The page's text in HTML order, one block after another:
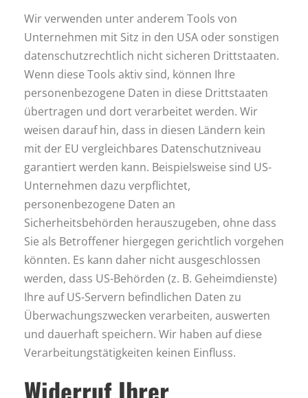
Wir verwenden unter anderem Tools von
Unternehmen mit Sitz in den USA oder sonstigen
datenschutzrechtlich nicht sicheren Drittstaaten.
Wenn diese Tools aktiv sind, können Ihre
personenbezogene Daten in diese Drittstaaten
übertragen und dort verarbeitet werden. Wir
weisen darauf hin, dass in diesen Ländern kein
mit der EU vergleichbares Datenschutzniveau
garantiert werden kann. Beispielsweise sind US-
Unternehmen dazu verpflichtet,
personenbezogene Daten an
Sicherheitsbehörden herauszugeben, ohne dass
Sie als Betroffener hiergegen gerichtlich vorgehen
könnten. Es kann daher nicht ausgeschlossen
werden, dass US-Behörden (z. B. Geheimdienste)
Ihre auf US-Servern befindlichen Daten zu
Überwachungszwecken verarbeiten, auswerten
und dauerhaft speichern. Wir haben auf diese
Verarbeitungstätigkeiten keinen Einfluss.